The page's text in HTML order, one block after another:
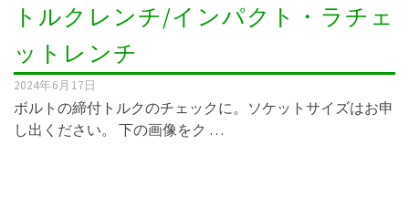
トルクレンチ/インパクト・ラチェ
ットレンチ
2024年6月17日
ボルトの締付トルクのチェックに。ソケットサイズはお申
し出ください。 下の画像をク …